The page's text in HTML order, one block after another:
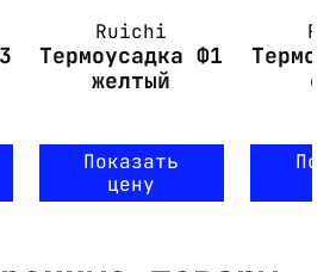
Ruichi
Термоусадка Ф1
желтый
Показать
цену